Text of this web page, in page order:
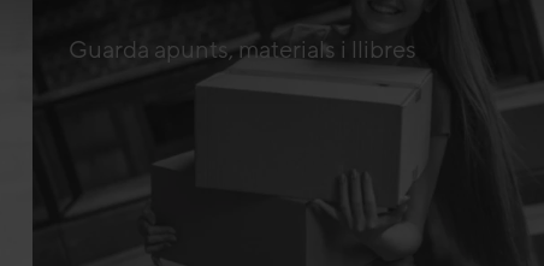
Guarda apunts, materials i llibres